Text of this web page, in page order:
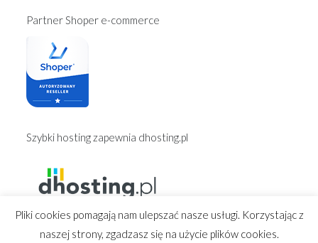
Partner Shoper e-commerce
Szybki hosting zapewnia dhosting.pl
Pliki cookies pomagają nam ulepszać nasze usługi. Korzystając z
naszej strony, zgadzasz się na użycie plików cookies.